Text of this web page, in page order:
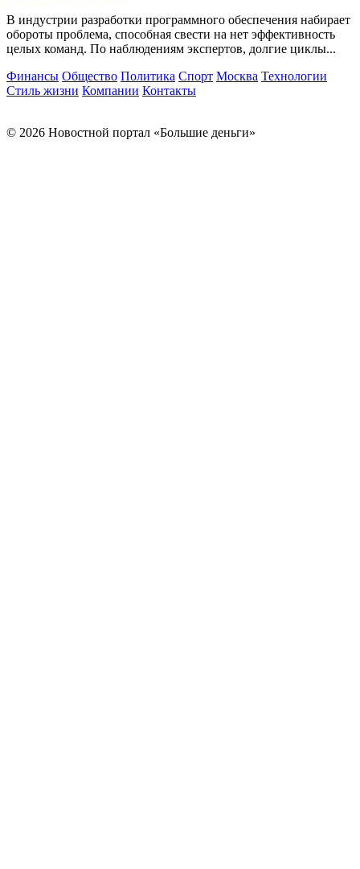
В индустрии разработки программного обеспечения набирает
обороты проблема, способная свести на нет эффективность
целых команд. По наблюдениям экспертов, долгие циклы...
Финансы Общество Политика Спорт Москва Технологии
Стиль жизни Компании Контакты
© 2026 Новостной портал «Большие деньги»